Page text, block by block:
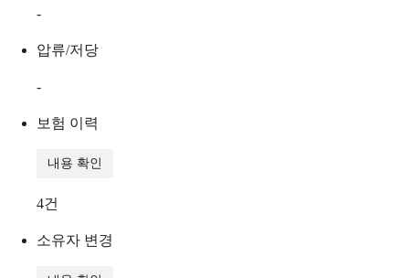
-
압류/저당
-
보험 이력
내용 확인
4건
소유자 변경